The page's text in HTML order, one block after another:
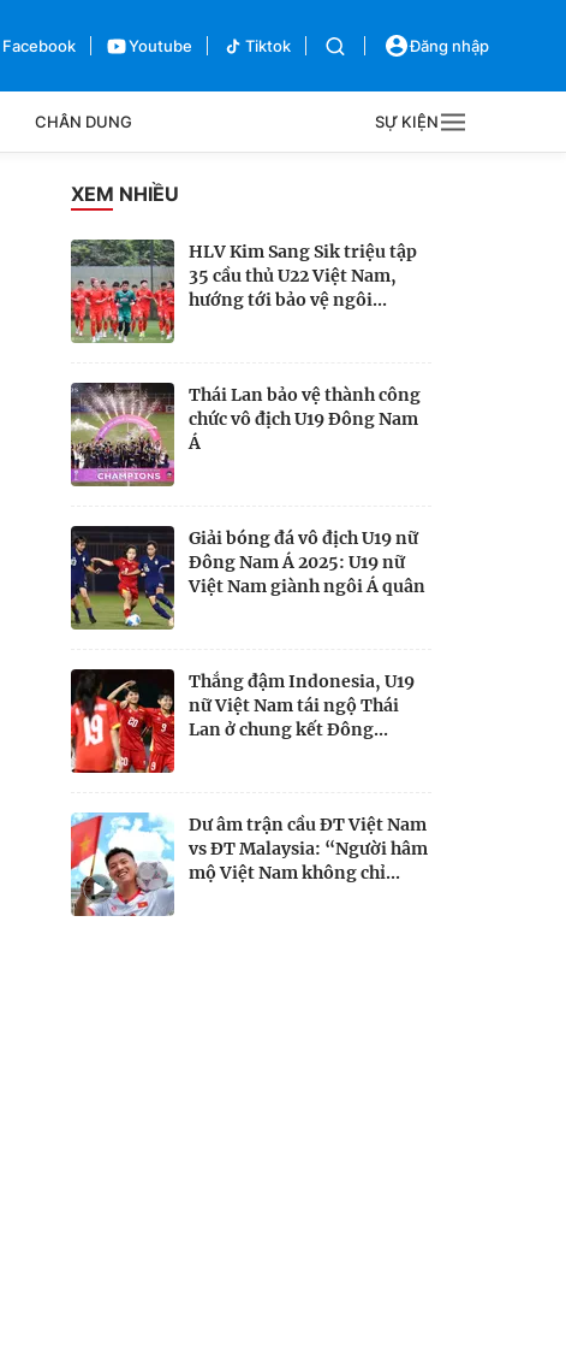
Facebook Youtube Tiktok Đăng nhập
CHÂN DUNG SỰ KIỆN
Bên lề
XEM NHIỀU
HLV Kim Sang Sik triệu tập
35 cầu thủ U22 Việt Nam,
hướng tới bảo vệ ngôi...
Thái Lan bảo vệ thành công
chức vô địch U19 Đông Nam
Á
Giải bóng đá vô địch U19 nữ
Đông Nam Á 2025: U19 nữ
Việt Nam giành ngôi Á quân
Thắng đậm Indonesia, U19
nữ Việt Nam tái ngộ Thái
Lan ở chung kết Đông...
Dư âm trận cầu ĐT Việt Nam
vs ĐT Malaysia: “Người hâm
mộ Việt Nam không chỉ...